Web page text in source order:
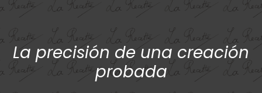
La precisión de una creación
probada